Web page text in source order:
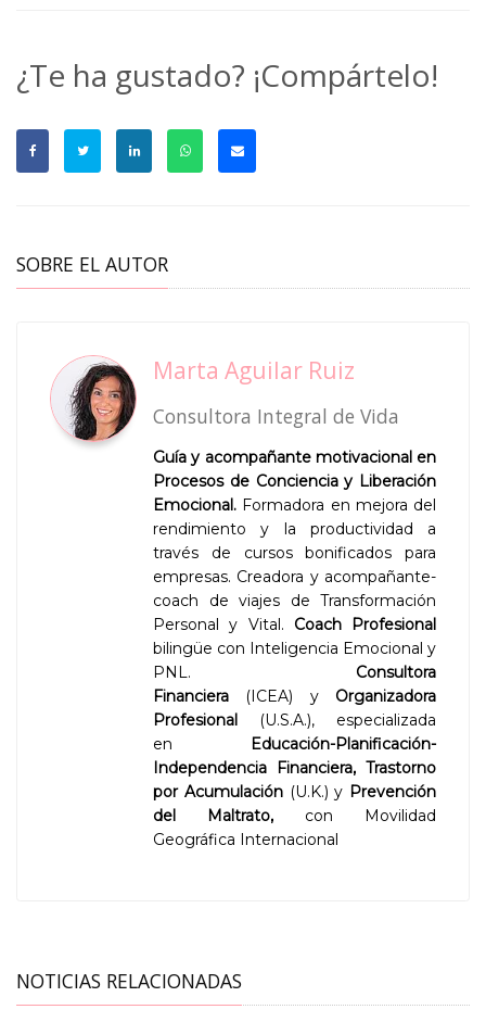
¿Te ha gustado? ¡Compártelo!
SOBRE EL AUTOR
Marta Aguilar Ruiz
Consultora Integral de Vida
Guía y acompañante motivacional en
Procesos de Conciencia y Liberación
Emocional. Formadora en mejora del
rendimiento y la productividad a
través de cursos bonificados para
empresas. Creadora y acompañante-
coach de viajes de Transformación
Personal y Vital. Coach Profesional
bilingüe con Inteligencia Emocional y
PNL. Consultora
Financiera (ICEA) y Organizadora
Profesional (U.S.A.), especializada
en
Educación-Planificación-
Independencia Financiera, Trastorno
por Acumulación(U.K.) y Prevención
del Maltrato, con Movilidad
Geográfica Internacional
NOTICIAS RELACIONADAS